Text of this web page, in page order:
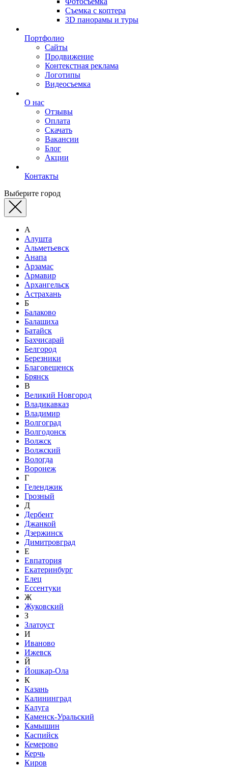
Съемка с коптера
3D панорамы и туры
Портфолио
Сайты
Продвижение
Контекстная реклама
Логотипы
Видеосъемка
О нас
Отзывы
Оплата
Скачать
Вакансии
Блог
Акции
Контакты
Выберите город
А
Алушта
Альметьевск
Анапа
Арзамас
Армавир
Архангельск
Астрахань
Б
Балаково
Балашиха
Батайск
Бахчисарай
Белгород
Березники
Благовещенск
Брянск
В
Великий Новгород
Владикавказ
Владимир
Волгоград
Волгодонск
Волжск
Волжский
Вологда
Воронеж
Г
Геленджик
Грозный
Д
Дербент
Джанкой
Дзержинск
Димитровград
Е
Евпатория
Екатеринбург
Елец
Ессентуки
Ж
Жуковский
З
Златоуст
И
Иваново
Ижевск
Й
Йошкар-Ола
К
Казань
Калининград
Калуга
Каменск-Уральский
Камышин
Каспийск
Кемерово
Керчь
Киров